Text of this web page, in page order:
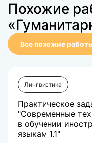
Похожие
Все похожие
Лингвистика
Практическое
"Современные
в обучении
языкам 1.1"